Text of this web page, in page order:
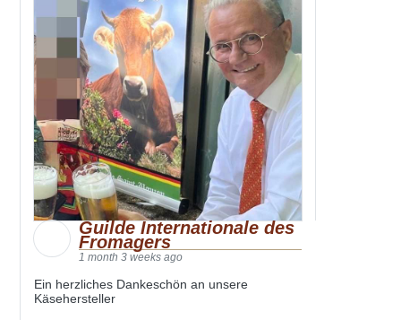
Guilde Internationale des
Fromagers
1 month 3 weeks ago
Ein herzliches Dankeschön an unsere
Käsehersteller